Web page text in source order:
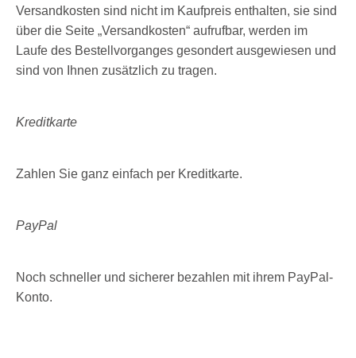
Versandkosten sind nicht im Kaufpreis enthalten, sie sind
über die Seite „Versandkosten“ aufrufbar, werden im
Laufe des Bestellvorganges gesondert ausgewiesen und
sind von Ihnen zusätzlich zu tragen.
Kreditkarte
Zahlen Sie ganz einfach per Kreditkarte.
PayPal
Noch schneller und sicherer bezahlen mit ihrem PayPal-
Konto.